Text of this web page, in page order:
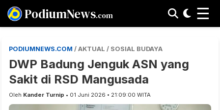
PodiumNews.com ☰
PODIUMNEWS.COM / AKTUAL / SOSIAL BUDAYA
DWP Badung Jenguk ASN yang
Sakit di RSD Mangusada
Oleh Kander Turnip • 01 Juni 2026 • 21:09:00 WITA